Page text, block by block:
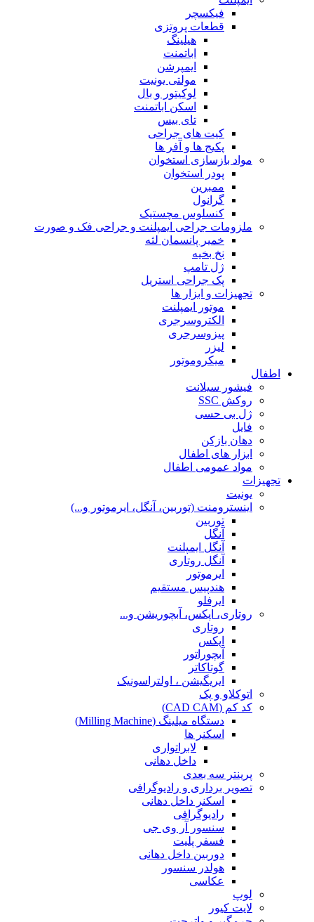
فیکسچر
قطعات پروتزی
هیلینگ
اباتمنت
ایمپرشن
مولتی یونیت
لوکیتور و بال
اسکن اباتمنت
تای بیس
کیت های جراحی
پکیج ها و آفر ها
مواد بازسازی استخوان
پودر استخوان
ممبرین
گرانول
کنسلوس مچستیک
ملزومات جراحی ایمپلنت و جراحی فک و صورت
خمیر پانسمان لثه
نخ بخیه
ژل تامپ
پک جراحی استریل
تجهیزات و ابزار ها
موتور ایمپلنت
الکتروسرجری
پیزوسرجری
لیزر
میکروموتور
اطفال
فیشور سیلانت
روکش SSC
ژل بی حسی
فایل
دهان بازکن
ابزار های اطفال
مواد عمومی اطفال
تجهیزات
یونیت
اینسترومنت (توربین، آنگل، ایرموتور و...)
توربین
آنگل
آنگل ایمپلنت
آنگل روتاری
ایرموتور
هندپیس مستقیم
ایرفلو
روتاری، اپکس، آبچوریشن و...
روتاری
اپکس
آبچوراتور
گوتاکاتر
ایریگیشن ، اولتراسونیک
اتوکلاو و پک
کد کم (CAD CAM)
دستگاه میلینگ (Milling Machine)
اسکنر ها
لابراتواری
داخل دهانی
پرینتر سه بعدی
تصویر برداری و رادیوگرافی
اسکنر داخل دهانی
رادیوگرافی
سنسور آر وی جی
فسفر پلیت
دوربین داخل دهانی
هولدر سنسور
عکاسی
لوپ
لایت کیور